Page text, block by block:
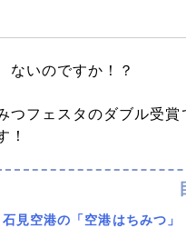
いのですか！？
つフェスタのダブル受
！
見空港の「空港はちみつ」